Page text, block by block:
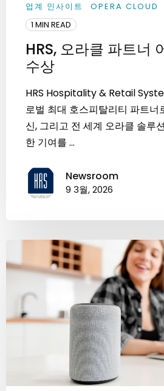
업계 인사이트 OPERA CLOUD
1 MIN READ
HRS, 오라클 파트너
수상
HRS Hospitality & Retail
로벌 최대 호스피탈리티 파트너
신, 그리고 전 세계 오라클 솔루
한 기여를 ...
Newsroom
9 3월, 2026